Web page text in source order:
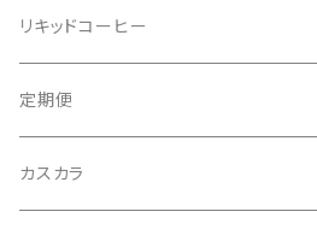
リキッドコーヒー
定期便
カスカラ